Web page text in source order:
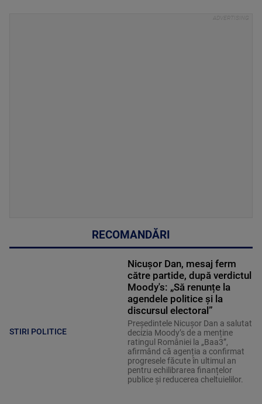
RECOMANDĂRI
STIRI POLITICE
Nicușor Dan, mesaj ferm
către partide, după verdictul
Moody's: „Să renunțe la
agendele politice şi la
discursul electoral”
Președintele Nicușor Dan a salutat
decizia Moody’s de a menține
ratingul României la „Baa3”,
afirmând că agenția a confirmat
progresele făcute în ultimul an
pentru echilibrarea finanțelor
publice și reducerea cheltuielilor.